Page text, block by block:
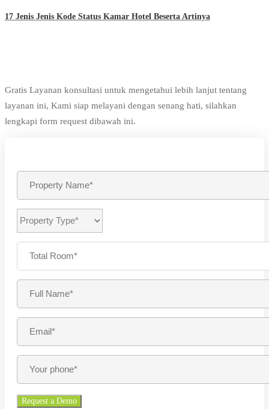
17 Jenis Jenis Kode Status Kamar Hotel Beserta Artinya
Gratis Layanan konsultasi untuk mengetahui lebih lanjut tentang
layanan ini, Kami siap melayani dengan senang hati, silahkan
lengkapi form request dibawah ini.